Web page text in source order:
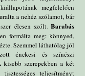
megfelelően
a nehéz szólamot, bár
élesen szólt.Barabás
formálta meg: könnyed,
Szemmel láthatólag jól
énekesi és színészi
szerepekben a két
tisztességes teljesítményt